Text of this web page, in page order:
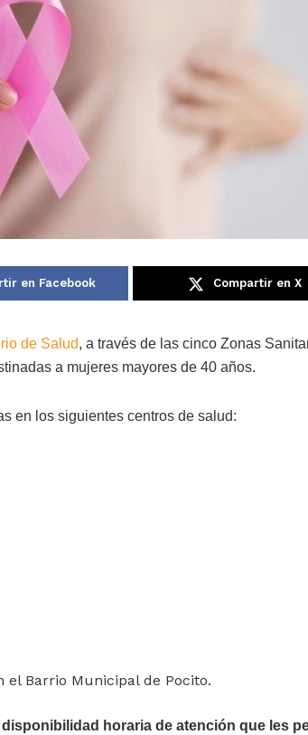
en Facebook Compartir en X
de Salud, a través de las cinco Zonas
a mujeres mayores de 40 años.
en los siguientes centros de salud:
el Barrio Municipal de Pocito.
horaria de atención que les